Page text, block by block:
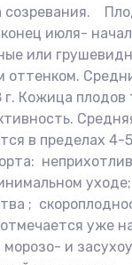
созревания.
июля-
или
оттенком.
г. Кожица плодов
в пределах 4-5
;
уже
и